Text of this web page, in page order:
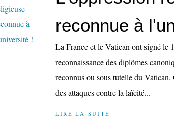
reconnue à
La France et le Vatican ont signé le
reconnaissance des diplômes
reconnus ou sous tutelle du
des attaques contre la laïcité...
LIRE LA SUITE